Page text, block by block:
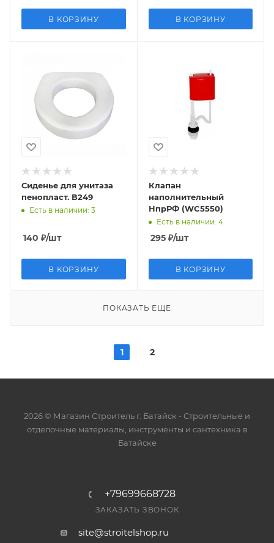
В КОРЗИНУ В КОРЗИНУ
Сиденье для унитаза
пенопласт. В249
Есть в наличии: 3
140 ₽/шт
В КОРЗИНУ
Клапан
наполнительный
НпрРФ (WC5550)
Есть в наличии: 4
295₽/шт
В КОРЗИНУ
ПОКАЗАТЬ ЕЩЕ
1 2
2026 © Магазин Строитель г. Батайск - Cтроительные и
отделочные материалы, инструменты и сантехника в
Батайске
+79699668728
ЗАКАЗАТЬ ЗВОНОК
site@stroitelshop.ru